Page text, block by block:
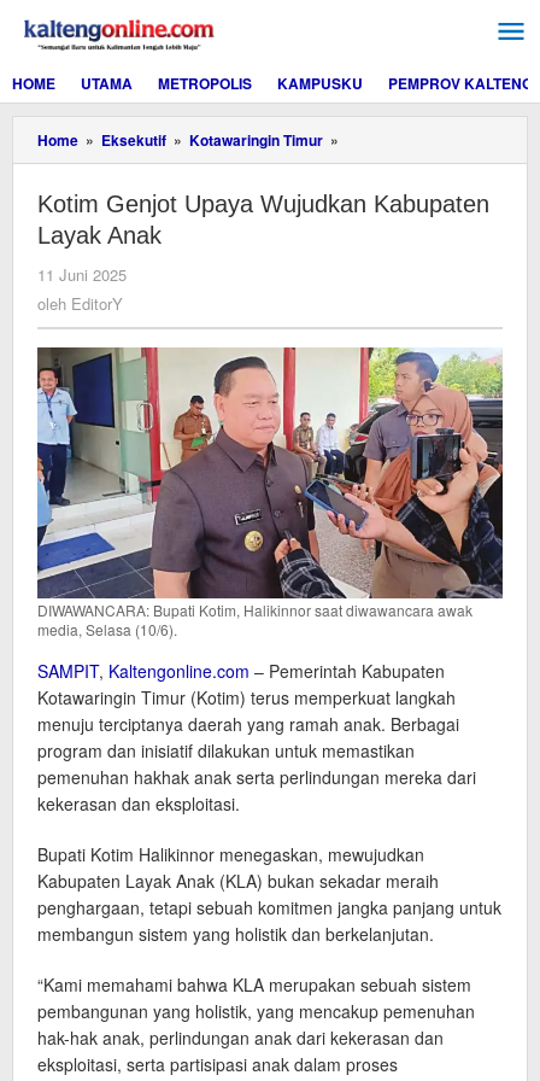
konten
HOME
UTAMA METROPOLIS KAMPUSKU PEMPROV KALTENG
Home » Eksekutif » Kotawaringin Timur »
Genjot
Wujudkan
Kotim Genjot Upaya Wujudkan Kabupaten
Layak Anak
11 Juni 2025
oleh EditorY
DIWAWANCARA: Bupati Kotim, Halikinnor saat diwawancara awak
media, Selasa (10/6).
SAMPIT, Kaltengonline.com – Pemerintah Kabupaten
Kotawaringin Timur (Kotim) terus memperkuat langkah
menuju terciptanya daerah yang ramah anak. Berbagai
program dan inisiatif dilakukan untuk memastikan
pemenuhan hakhak anak serta perlindungan mereka dari
kekerasan dan eksploitasi.
Bupati Kotim Halikinnor menegaskan, mewujudkan
Kabupaten Layak Anak (KLA) bukan sekadar meraih
penghargaan, tetapi sebuah komitmen jangka panjang untuk
membangun sistem yang holistik dan berkelanjutan.
“Kami memahami bahwa KLA merupakan sebuah sistem
pembangunan yang holistik, yang mencakup pemenuhan
hak-hak anak, perlindungan anak dari kekerasan dan
eksploitasi, serta partisipasi anak dalam proses